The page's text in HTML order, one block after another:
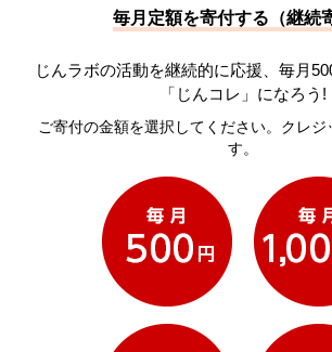
毎月定額を寄付する（継続
じんラボの活動を継続的に応援、毎月
「じんコレ」になろう!
ご寄付の金額を選択してください。クレジ
す。